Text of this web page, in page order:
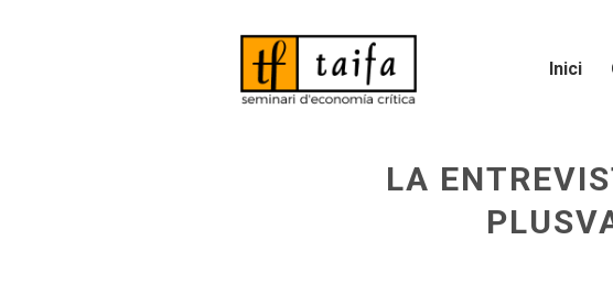
Inici
LA